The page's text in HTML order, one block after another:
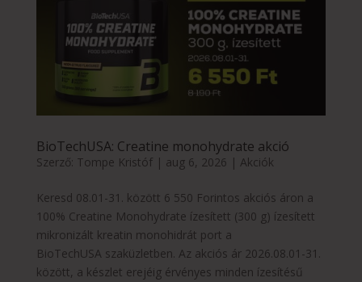
BioTechUSA: Creatine monohydrate akció
Szerző: Tompe Kristóf| aug 6, 2026 | Akciók
Keresd 08.01-31. között 6 550 Forintos akciós áron a
100% Creatine Monohydrate ízesített (300 g) ízesített
mikronizált kreatin monohidrát port a
BioTechUSA szaküzletben. Az akciós ár 2026.08.01-31.
között, a készlet erejéig érvényes minden ízesítésű